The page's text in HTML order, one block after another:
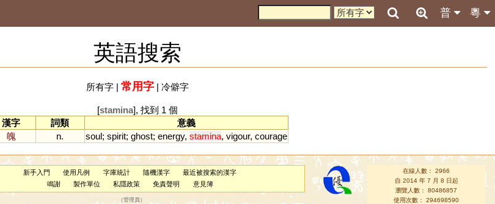
粵
普
英語搜索
所有字| 常用字| 冷僻字
[stamina], 找到 1 個
漢字
詞類
意義
魄
n. soul; spirit; ghost; energy, stamina, vigour, courage
新手入門 使用凡例 字庫統計 隨機漢字
最近被搜索的漢字
鳴謝
製作單位 私隱政策 免責聲明 意見簿
（管理員 ）
在線人數： 2966
自 2014 年 7 月 8 日起
瀏覽人數： 80486857
使用次數： 294698590